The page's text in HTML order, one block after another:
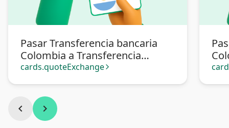
Pasar Transferencia bancaria
Colombia a Transferencia
bancaria Argentina
cards.quoteExchange arrow_forward_ios
chevron_left chevron_right